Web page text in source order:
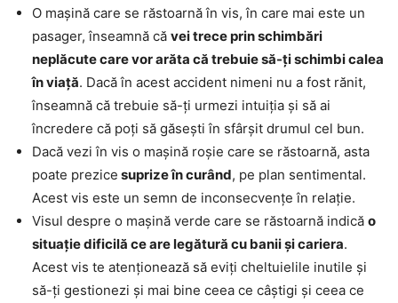
O mașină care se răstoarnă în vis, în care mai este un
pasager, înseamnă că vei trece prin schimbări
neplăcute care vor arăta că trebuie să-ți schimbi calea
în viață. Dacă în acest accident nimeni nu a fost rănit,
înseamnă că trebuie să-ți urmezi intuiția și să ai
încredere că poți să găsești în sfârșit drumul cel bun.
Dacă vezi în vis o mașină roșie care se răstoarnă, asta
poate prezice suprize în curând, pe plan sentimental.
Acest vis este un semn de inconsecvențe în relație.
Visul despre o mașină verde care se răstoarnă indică o
situație dificilă ce are legătură cu banii și cariera.
Acest vis te atenționează să eviți cheltuielile inutile și
să-ți gestionezi și mai bine ceea ce câștigi și ceea ce